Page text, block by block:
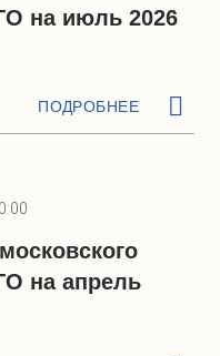
на июль 2026
ПОДРОБНЕЕ
на апрель